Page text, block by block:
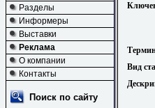
Разделы
Информеры
Выставки
Реклама
О компании
Контакты
Поиск по сайту
Вид